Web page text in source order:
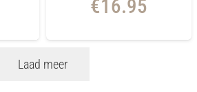
€16.95
Laad meer